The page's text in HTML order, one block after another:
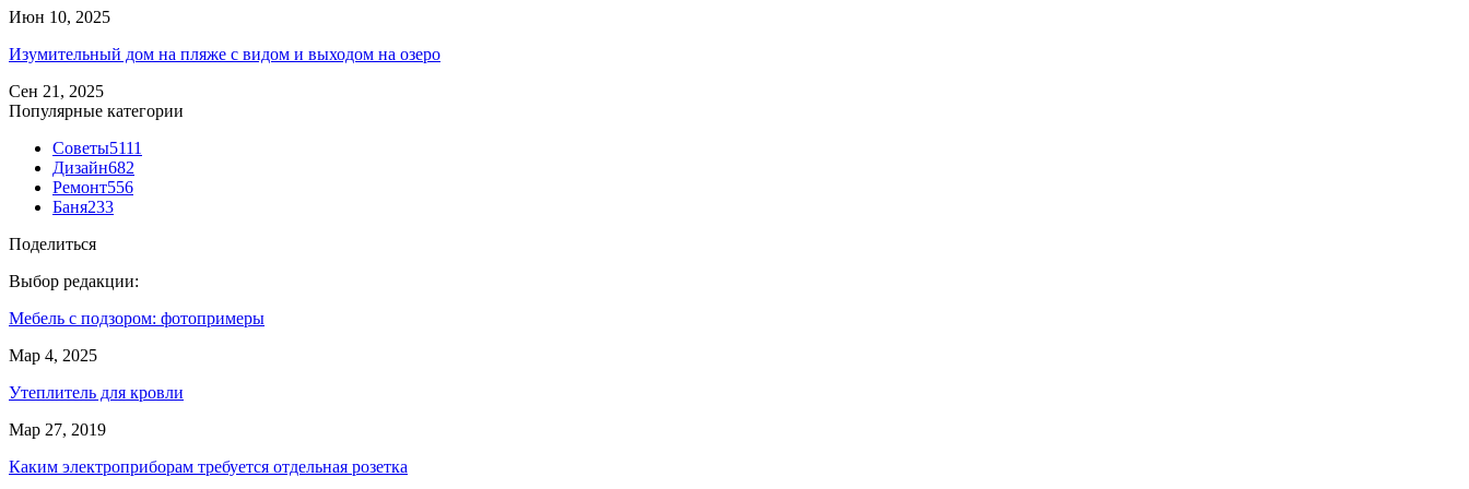
Июн 10, 2025
Изумительный дом на пляже с видом и выходом на озеро
Сен 21, 2025
Популярные категории
Советы5111
Дизайн682
Ремонт556
Баня233
Поделиться
Выбор редакции:
Мебель с подзором: фотопримеры
Мар 4, 2025
Утеплитель для кровли
Мар 27, 2019
Каким электроприборам требуется отдельная розетка